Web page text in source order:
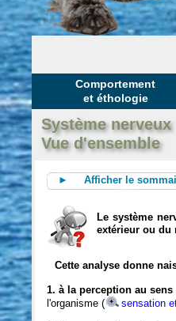
Comportement
et éthologie
Système nerveux
Vue d'ensemble
► Afficher le
Le système
extérieur ou du
Cette analyse donne
1. à la perception au sens
l'organisme (
sensation